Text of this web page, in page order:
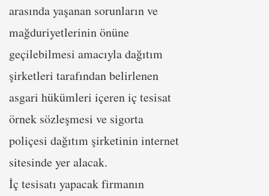
arasında yaşanan sorunların ve
mağduriyetlerinin önüne
geçilebilmesi amacıyla dağıtım
şirketleri tarafından belirlenen
asgari hükümleri içeren iç tesisat
örnek sözleşmesi ve sigorta
poliçesi dağıtım şirketinin internet
sitesinde yer alacak.
İç tesisatı yapacak firmanın